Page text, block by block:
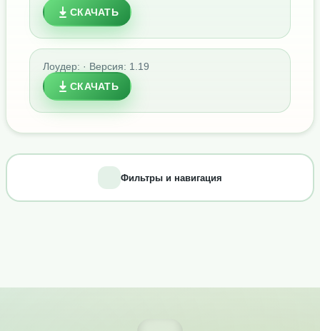
СКАЧАТЬ
Лоудер: · Версия: 1.19
СКАЧАТЬ
Фильтры и навигация